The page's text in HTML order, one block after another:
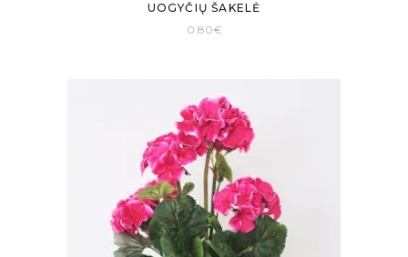
UOGYČIŲ ŠAKELĖ
0.80€